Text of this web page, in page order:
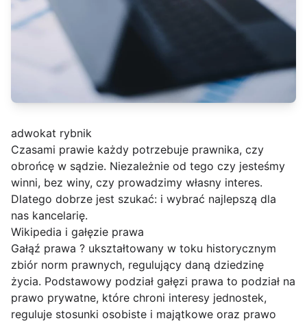
adwokat rybnik
Czasami prawie każdy potrzebuje prawnika, czy
obrońcę w sądzie. Niezależnie od tego czy jesteśmy
winni, bez winy, czy prowadzimy własny interes.
Dlatego dobrze jest szukać: i wybrać najlepszą dla
nas kancelarię.
Wikipedia i gałęzie prawa
Gałąź prawa ? ukształtowany w toku historycznym
zbiór norm prawnych, regulujący daną dziedzinę
życia. Podstawowy podział gałęzi prawa to podział na
prawo prywatne, które chroni interesy jednostek,
reguluje stosunki osobiste i majątkowe oraz prawo